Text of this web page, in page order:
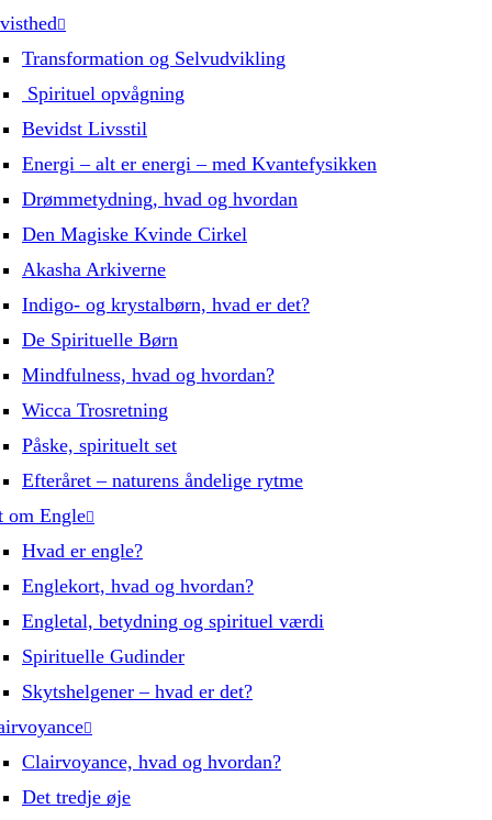
Transformation og Selvudvikling
Spirituel opvågning
Bevidst Livsstil
Energi – alt er energi – med Kvantefysikken
Drømmetydning, hvad og hvordan
Den Magiske Kvinde Cirkel
Akasha Arkiverne
Indigo- og krystalbørn, hvad er det?
De Spirituelle Børn
Mindfulness, hvad og hvordan?
Wicca Trosretning
Påske, spirituelt set
Efteråret – naturens åndelige rytme
om Engle
Hvad er engle?
Englekort, hvad og hvordan?
Engletal, betydning og spirituel værdi
Spirituelle Gudinder
Skytshelgener – hvad er det?
Clairvoyance, hvad og hvordan?
Det tredje øje